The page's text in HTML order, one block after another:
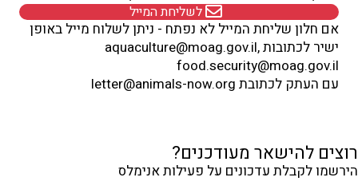
לשליחת המייל
אם חלון שליחת המייל לא נפתח - ניתן לשלוח מייל באופן
ישיר לכתובות aquaculture@moag.gov.il,
food.security@moag.gov.il
עם העתק לכתובת letter@animals-now.org
רוצים להישאר מעודכנים?
הירשמו לקבלת עדכונים על פעילות אנימלס